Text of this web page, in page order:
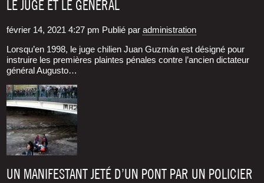
LE JUGE ET LE GÉNÉRAL
février 14, 2021 4:27 pm Publié paradministration
Lorsqu’en 1998, le juge chilien Juan Guzmán est désigné pour
instruire les premières plaintes pénales contre l’ancien dictateur
général Augusto…
UN MANIFESTANT JETÉ D’UN PONT PAR UN POLICIER